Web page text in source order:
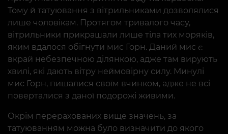
Тому й татуювання з вітрильниками дозволялися
лише чоловікам. Протягом тривалого часу,
вітрильники прикрашали лише тіла тих моряків,
яким вдалося обігнути мис Горн. Даний мис є
вкрай небезпечною ділянкою, адже там вирують
хвилі, які дають вітру неймовірну силу. Минулі
мис Горн, пишалися своїм вчинком, адже не всі
поверталися з даної подорожі живими.
Окрім перерахованих вище значень, за
татуюванням можна було визначити до якого